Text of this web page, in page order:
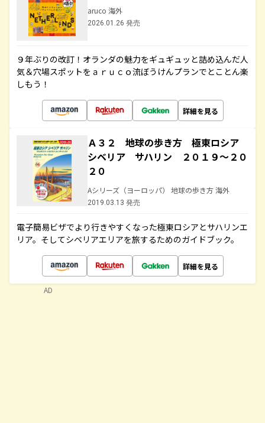
aruco 海外
2026.01.26 発売
９年ぶりの改訂！オランダの魅力をギュギュッと詰め込んだ人
気＆穴場スポットをａｒｕｃｏ流ぼうけんプランでとことん楽
しもう！
詳細を見る
Ａ３２ 地球の歩き方 極東ロシア
シベリア サハリン ２０１９～２０
２０
Aシリーズ（ヨーロッパ） 地球の歩き方 海外
2019.03.13 発売
電子簡易ビザでより行きやすくなった極東ロシアとサハリンエ
リア。そしてシベリアエリアを旅するためのガイドブック。
詳細を見る
AD